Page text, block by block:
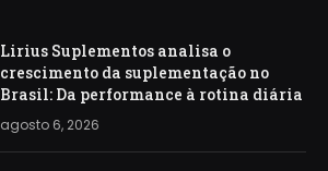
Lirius Suplementos analisa o
crescimento da suplementação no
Brasil: Da performance à rotina diária
agosto 6, 2026